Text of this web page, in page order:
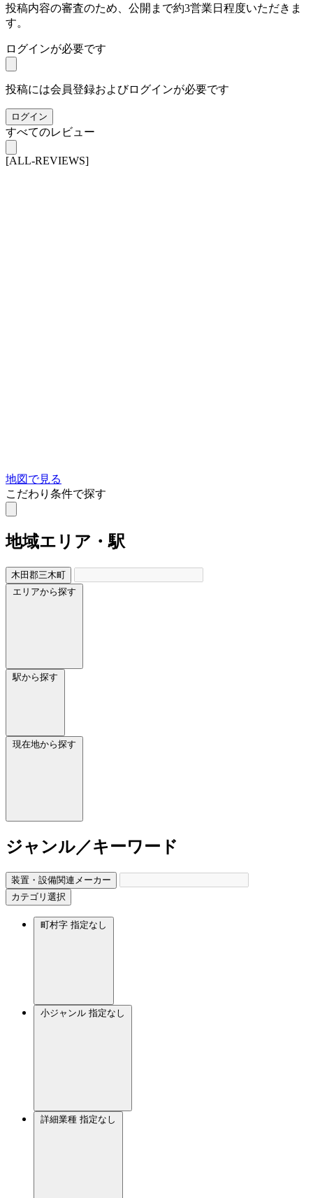
投稿内容の審査のため、公開まで約3営業日程度いただきま
す。
ログインが必要です
投稿には会員登録およびログインが必要です
ログイン
すべてのレビュー
[ALL-REVIEWS]
地図で見る
こだわり条件で探す
地域エリア・駅
木田郡三木町
エリアから探す
駅から探す
現在地から探す
ジャンル／キーワード
装置・設備関連メーカー
カテゴリ選択
町村字 指定なし
小ジャンル 指定なし
詳細業種 指定なし